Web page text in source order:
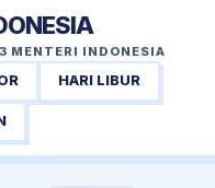
MENTERI INDONESIA
HARI LIBUR